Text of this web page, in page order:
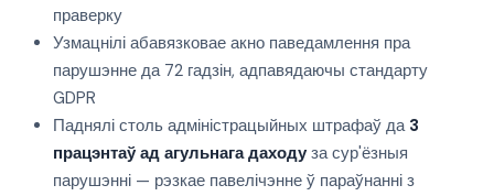
праверку
Узмацнілі абавязковае акно паведамлення пра
парушэнне да 72 гадзін, адпавядаючы стандарту
GDPR
Паднялі столь адміністрацыйных штрафаў да 3
працэнтаў ад агульнага даходу за сур'ёзныя
парушэнні — рэзкае павелічэнне ў параўнанні з